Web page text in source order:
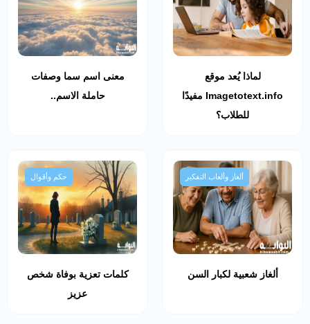
لماذا يُعد موقع
Imagetotext.info مفيدًا
للطلاب؟
معنى اسم سما وصفات
حاملة الاسم..
ألغاز وألعاب التفكير
ألغاز شعبية لكبار السن
حكم وأقوال
كلمات تعزية بوفاة شخص
عزيز